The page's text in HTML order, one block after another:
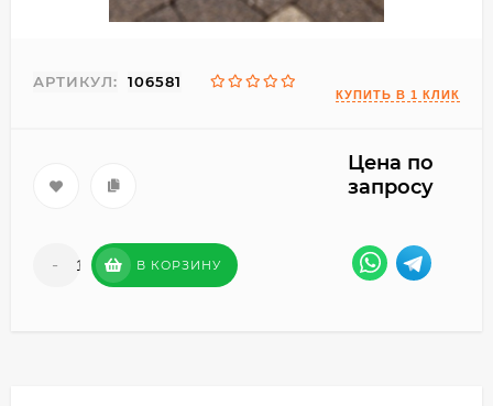
АРТИКУЛ: 106581
Цена по
запросу
- + В КОРЗИНУ